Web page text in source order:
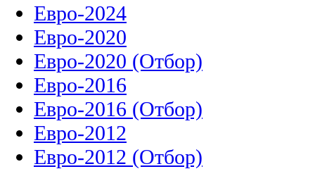
Евро-2024
Евро-2020
Евро-2020 (Отбор)
Евро-2016
Евро-2016 (Отбор)
Евро-2012
Евро-2012 (Отбор)